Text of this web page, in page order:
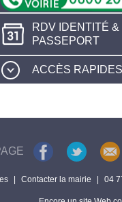
RDV IDENTITÉ &
PASSEPORT
ACCÈS RAPIDES
Contacter la mairie 04